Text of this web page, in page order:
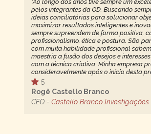
"Ao longo dos anos tive sempre um
pelos integrantes da OD. Buscando
ideias conciliatórias para solucionar
maximizar resultados inteligentes e
sempre supreendem de forma positiva,
profissionalismo, ética e postura. São
com muita habilidade profissional
maestria a fusão dos desejos e
com a técnica criativa. Minha empresa
consideravelmente após o início desta
5
Rogê Castello Branco
CEO - Castello Branco Investigações